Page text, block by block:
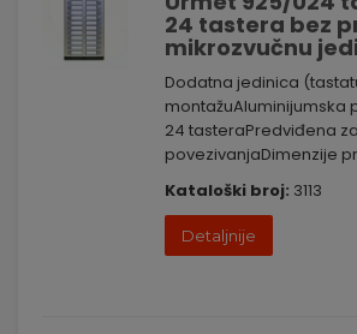
24 tastera bez
mikrozvučnu
Dodatna jedinica
montažuAluminijumska
24 tasteraPredviđena
povezivanjaDimenzije
Kataloški broj: 3113
Detaljnije